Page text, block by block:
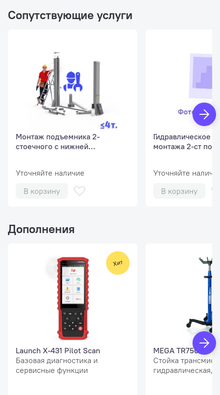
Сопутствующие услуги
Монтаж подъемника 2-
стоечного с нижней
Уточняйте наличие
В корзину
Гидравлическое
монтажа 2-ст
Уточняйте
В корзину
Дополнения
Launch X-431 Pilot Scan
Базовая диагностика и
сервисные функции
MEGA TR750
Стойка
гидравлическая,